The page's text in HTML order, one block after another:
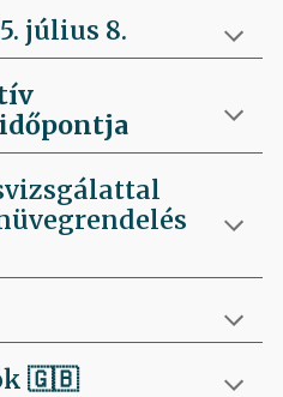
július 8.
🇬🇧